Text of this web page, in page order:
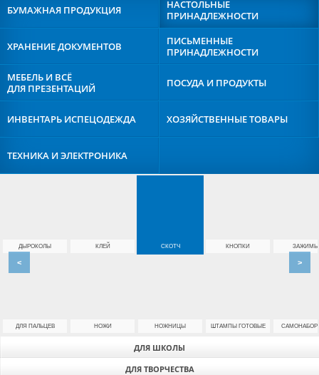
ДЛЯ ШКОЛЫ
ДЛЯ ТВОРЧЕСТВА
БУМАЖНАЯ ПРОДУКЦИЯ
НАСТОЛЬНЫЕ
ПРИНАДЛЕЖНОСТИ
ХРАНЕНИЕДОКУМЕНТОВ
ПИСЬМЕННЫЕ
ПРИНАДЛЕЖНОСТИ
МЕБЕЛЬ И ВСЁ
ДЛЯ ПРЕЗЕНТАЦИЙ
ПОСУДА И ПРОДУКТЫ
ИНВЕНТАРЬ ИСПЕЦОДЕЖДА ХОЗЯЙСТВЕННЫЕТОВАРЫ
ТЕХНИКА ИЭЛЕКТРОНИКА
ДЫРОКОЛЫ КЛЕЙ СКОТЧ КНОПКИ ЗАЖИМЫ
ДЛЯ ПАЛЬЦЕВ НОЖИ НОЖНИЦЫ ШТАМПЫ ГОТОВЫЕ
< >